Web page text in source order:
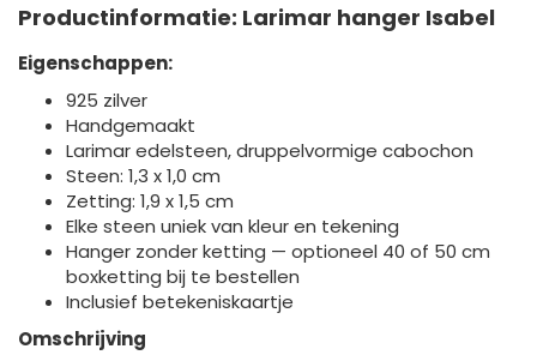
Productinformatie: Larimar hanger Isabel
Eigenschappen:
925 zilver
Handgemaakt
Larimar edelsteen, druppelvormige cabochon
Steen: 1,3 x 1,0 cm
Zetting: 1,9 x 1,5 cm
Elke steen uniek van kleur en tekening
Hanger zonder ketting — optioneel 40 of 50 cm
boxketting bij te bestellen
Inclusief betekeniskaartje
Omschrijving